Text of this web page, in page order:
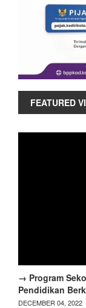
FEATURED
→ Program
Pendidikan
DECEMBER 04, 2022